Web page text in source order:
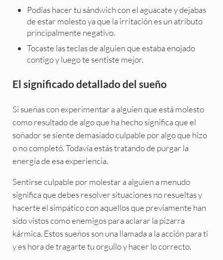
Podías hacer tu sándwich con el aguacate y dejabas
de estar molesto ya que la irritación es un atributo
principalmente negativo.
Tocaste las teclas de alguien que estaba enojado
contigo y luego te sentiste mejor.
El significado detallado del sueño
Si sueñas con experimentar a alguien que está molesto
como resultado de algo que ha hecho significa que el
soñador se siente demasiado culpable por algo que hizo
o no completó. Todavía estás tratando de purgar la
energía de esa experiencia.
Sentirse culpable por molestar a alguien a menudo
significa que debes resolver situaciones no resueltas y
hacerte el simpático con aquellos que previamente han
sido vistos como enemigos para aclarar la pizarra
kármica. Estos sueños son una llamada a la acción para ti
y es hora de tragarte tu orgullo y hacer lo correcto.